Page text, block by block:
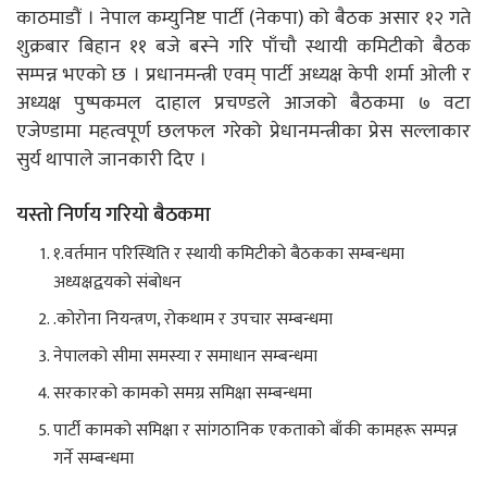
काठमाडौं । नेपाल कम्युनिष्ट पार्टी (नेकपा) को बैठक असार १२ गते
शुक्रबार बिहान ११ बजे बस्ने गरि पाँचौ स्थायी कमिटीको बैठक
सम्पन्न भएको छ । प्रधानमन्त्री एवम् पार्टी अध्यक्ष केपी शर्मा ओली र
अध्यक्ष पुष्पकमल दाहाल प्रचण्डले आजको बैठकमा ७ वटा
एजेण्डामा महत्वपूर्ण छलफल गरेको प्रेधानमन्त्रीका प्रेस सल्लाकार
सुर्य थापाले जानकारी दिए ।
यस्तो निर्णय गरियो बैठकमा
१.वर्तमान परिस्थिति र स्थायी कमिटीको बैठकका सम्बन्धमा
अध्यक्षद्वयको संबोधन
.कोरोना नियन्त्रण, रोकथाम र उपचार सम्बन्धमा
नेपालको सीमा समस्या र समाधान सम्बन्धमा
सरकारको कामको समग्र समिक्षा सम्बन्धमा
पार्टी कामको समिक्षा र सांगठानिक एकताको बाँकी कामहरू सम्पन्न
गर्ने सम्बन्धमा